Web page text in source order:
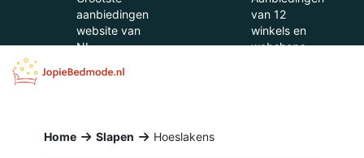
aanbiedingen
website van
NL
van 12
winkels en
webshops
Home Slapen Hoeslakens